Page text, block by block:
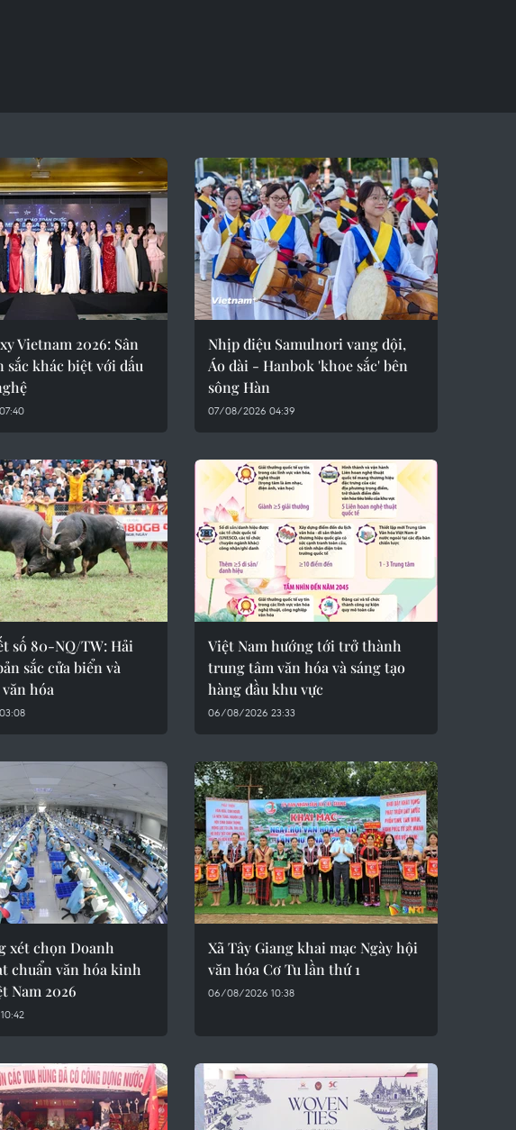
Vietnam 2026: Sân
sắc khác biệt với dấu
Nhịp điệu Samulnori vang dội,
Áo dài - Hanbok 'khoe sắc' bên
sông Hàn
07/08/2026 04:39
số 80-NQ/TW: Hải
sắc cửa biển và
hóa
Việt Nam hướng tới trở thành
trung tâm văn hóa và sáng tạo
hàng đầu khu vực
06/08/2026 23:33
xét chọn Doanh
chuẩn văn hóa kinh
Nam 2026
Xã Tây Giang khai mạc Ngày hội
văn hóa Cơ Tu lần thứ 1
06/08/2026 10:38